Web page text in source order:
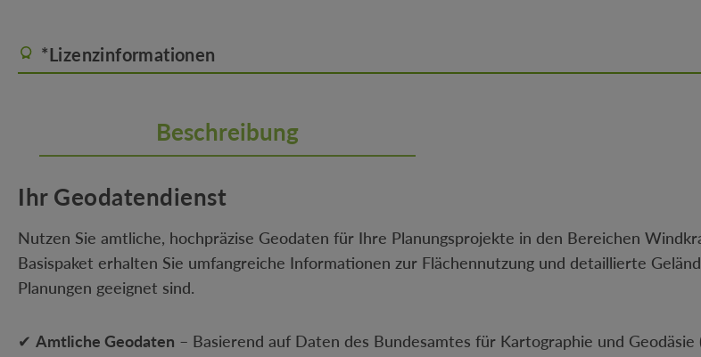
*Lizenzinformationen
Beschreibung
Ihr Geodatendienst
Nutzen Sie amtliche, hochpräzise Geodaten für Ihre Planungsprojekte in den Bereichen
Basispaket erhalten Sie umfangreiche Informationen zur Flächennutzung und detaillierte
Planungen geeignet sind.
✔ Amtliche Geodaten – Basierend auf Daten des Bundesamtes für Kartographie und